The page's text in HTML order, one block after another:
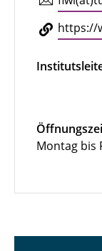
https://​
Montag bis